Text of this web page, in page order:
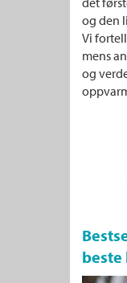
og den
Vi
mens
og